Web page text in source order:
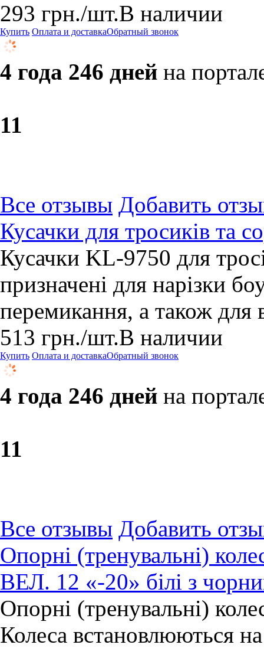
293 грн./шт.В наличии
Купить Оплата и доставкаОбратный звонок
4 года 246 дней на
11
Все отзывы Добавить
Кусачки для тросикiв та
Кусачки KL-9750 для
призначені для нарізки
перемикання, а також для
513 грн./шт.В наличии
Купить Оплата и доставкаОбратный звонок
4 года 246 дней на
11
Все отзывы Добавить
Опорні (тренувальні)
ВЕЛ. 12 «-20» білі з
Опорні (тренувальні)
Колеса встановлюються